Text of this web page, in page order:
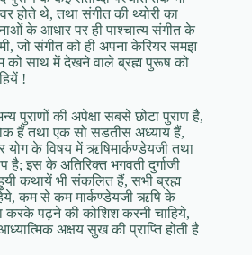
होते थे, तथा संगीत की थ्योरी का
के आधार पर ही पाश्चात्य संगीत के
जो संगीत को ही अपना केरियर समझ
को साथ में देखने वाले ब्रह्म पुरूष को
!
पुराणों की अपेक्षा सबसे छोटा पुराण है,
हैं तथा एक सो सडतीस अध्याय हैं,
के विषय में ऋषिमार्कण्डेयजी तथा
है; इस के अतिरिक्त भगवती दुर्गाजी
कथायें भी संकलित हैं, सभी ब्रह्म
कम से कम मार्कण्डेयजी ऋषि के
करके पढ़ने की कोशिश करनी चाहिये,
अक्षय सुख की प्राप्ति होती है